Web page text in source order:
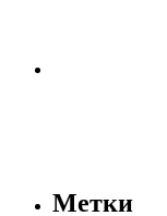
Метки